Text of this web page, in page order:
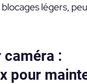
légers,
caméra :
pour